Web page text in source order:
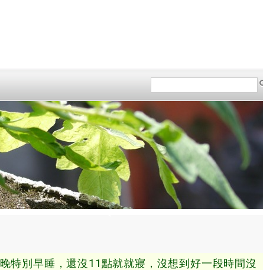
別早睡，還沒11點就就寢，沒想到好一段時間沒